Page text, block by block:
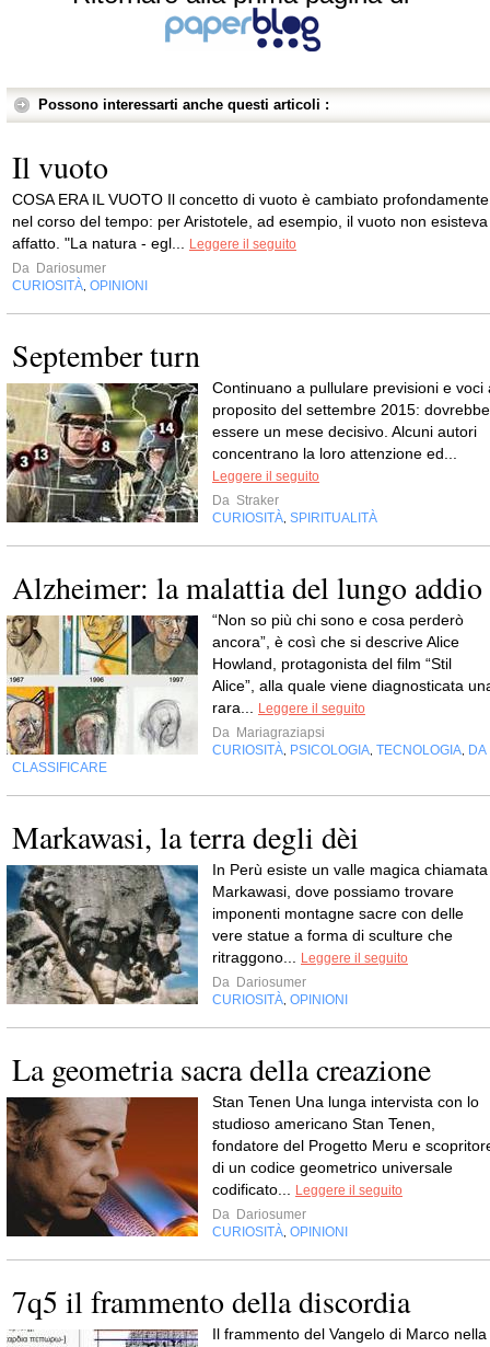
Possono interessarti anche questi articoli :
Il vuoto
COSA ERA IL VUOTO Il concetto di vuoto è cambiato profondamente
nel corso del tempo: per Aristotele, ad esempio, il vuoto non esisteva
affatto. "La natura - egl...
Leggere il seguito
Da Dariosumer
CURIOSITÀ OPINIONI
September turn
Continuano a pullulare previsioni e voci
proposito del settembre 2015: dovrebbe
essere un mese decisivo. Alcuni autori
concentrano la loro attenzione ed...
Leggere il seguito
Da Straker
CURIOSITÀ SPIRITUALITÀ
Alzheimer: la malattia del lungo addio
“Non so più chi sono e cosa perderò
ancora”, è così che si descrive Alice
Howland, protagonista del film “Stil
Alice”, alla quale viene diagnosticata
rara...
Leggere il seguito
Da Mariagraziapsi
CURIOSITÀ PSICOLOGIA TECNOLOGIA DA
CLASSIFICARE
Markawasi, la terra degli dèi
In Perù esiste un valle magica chiamata
Markawasi, dove possiamo trovare
imponenti montagne sacre con delle
vere statue a forma di sculture che
ritraggono...
Leggere il seguito
Da Dariosumer
CURIOSITÀ OPINIONI
La geometria sacra della creazione
Stan Tenen Una lunga intervista con lo
studioso americano Stan Tenen,
fondatore del Progetto Meru e
di un codice geometrico universale
codificato...
Leggere il seguito
Da Dariosumer
CURIOSITÀ OPINIONI
7q5 il frammento della discordia
Il frammento del Vangelo di Marco nella